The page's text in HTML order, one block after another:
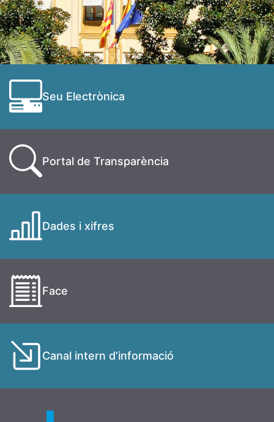
Seu Electrònica
Portal de Transparència
Dades i xifres
Face
Canal intern d’informació